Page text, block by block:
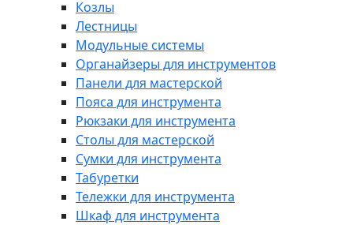
Козлы
Лестницы
Модульные системы
Органайзеры для инструментов
Панели для мастерской
Пояса для инструмента
Рюкзаки для инструмента
Столы для мастерской
Сумки для инструмента
Табуретки
Тележки для инструмента
Шкаф для инструмента